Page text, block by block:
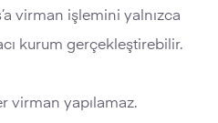
virman işlemini yalnızca
kurum gerçekleştirebilir.
virman yapılamaz.